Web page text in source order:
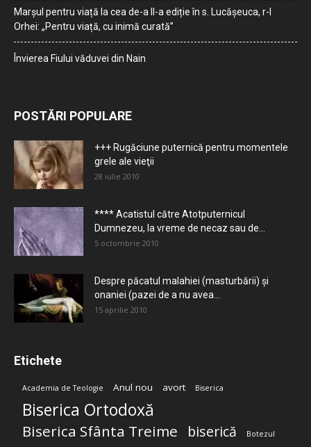
Marșul pentru viață la cea de-a II-a ediție în s. Lucășeuca, r-l
Orhei: „Pentru viață, cu inimă curată”
Învierea Fiului văduvei din Nain
POSTĂRI POPULARE
+++ Rugăciune puternică pentru momentele
grele ale vieţii
28 iulie 2010
**** Acatistul către Atotputernicul
Dumnezeu, la vreme de necaz sau de...
5 octombrie 2010
Despre păcatul malahiei (masturbării) şi
onaniei (pazei de a nu avea...
15 aprilie 2010
Etichete
Academia de Teologie Anul nou avort Biserica
Biserica Ortodoxă
Biserica Sfânta Treime biserică Botezul